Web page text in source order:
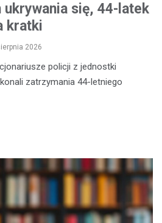
ukrywania się, 44-latek
kratki
2026
policji z jednostki
zatrzymania 44-letniego